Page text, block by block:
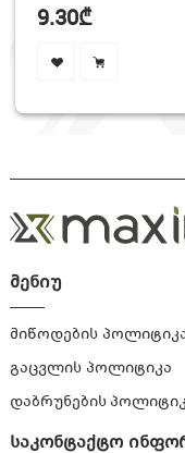
9.30₾
მენიუ
მიწოდების
გაცვლის პოლიტიკა
დაბრუნების
საკონტაქტო